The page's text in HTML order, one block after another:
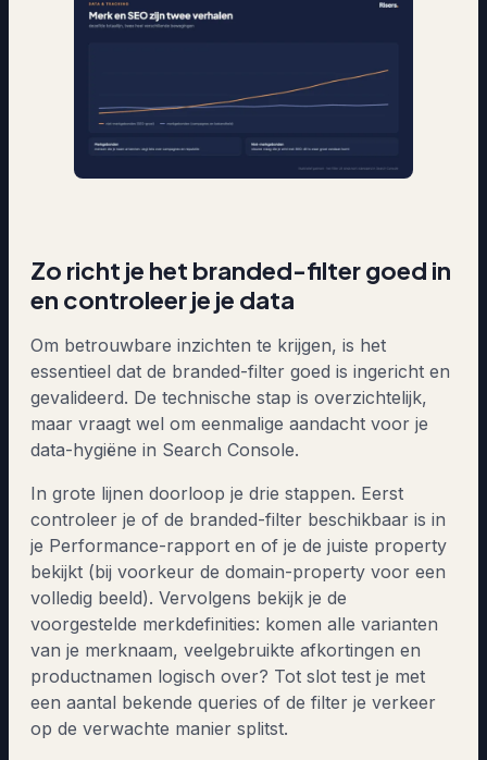
Zo richt je het branded-filter goed in
en controleer je je data
Om betrouwbare inzichten te krijgen, is het
essentieel dat de branded-filter goed is ingericht en
gevalideerd. De technische stap is overzichtelijk,
maar vraagt wel om eenmalige aandacht voor je
data-hygiëne in Search Console.
In grote lijnen doorloop je drie stappen. Eerst
controleer je of de branded-filter beschikbaar is in
je Performance-rapport en of je de juiste property
bekijkt (bij voorkeur de domain-property voor een
volledig beeld). Vervolgens bekijk je de
voorgestelde merkdefinities: komen alle varianten
van je merknaam, veelgebruikte afkortingen en
productnamen logisch over? Tot slot test je met
een aantal bekende queries of de filter je verkeer
op de verwachte manier splitst.